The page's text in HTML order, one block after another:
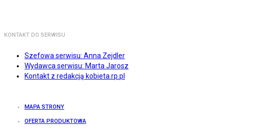
KONTAKT DO SERWISU
Szefowa serwisu: Anna Zejdler
Wydawca serwisu: Marta Jarosz
Kontakt z redakcją kobieta.rp.pl
MAPA STRONY
OFERTA PRODUKTOWA